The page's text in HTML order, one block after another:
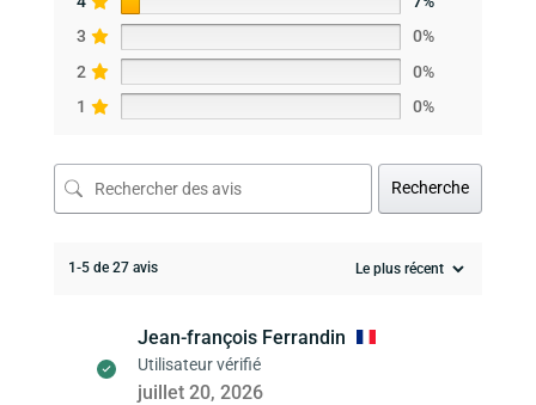
3
0%
2
0%
1
0%
Recherche
1-5 de 27 avis
Jean-françois Ferrandin
Utilisateur vérifié
juillet 20, 2026